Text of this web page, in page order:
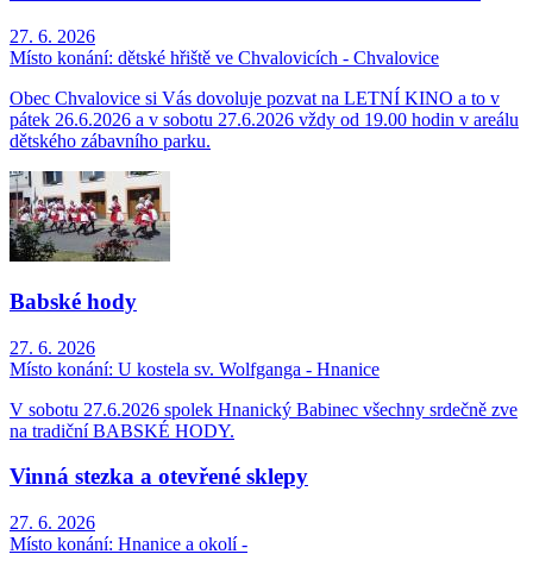
27. 6. 2026
Místo konání: dětské hřiště ve Chvalovicích - Chvalovice
Obec Chvalovice si Vás dovoluje pozvat na LETNÍ KINO a to v
pátek 26.6.2026 a v sobotu 27.6.2026 vždy od 19.00 hodin v areálu
dětského zábavního parku.
Babské hody
27. 6. 2026
Místo konání: U kostela sv. Wolfganga - Hnanice
V sobotu 27.6.2026 spolek Hnanický Babinec všechny srdečně zve
na tradiční BABSKÉ HODY.
Vinná stezka a otevřené sklepy
27. 6. 2026
Místo konání: Hnanice a okolí -